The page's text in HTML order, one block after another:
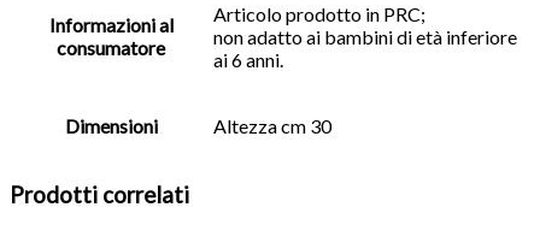
Informazioni al
consumatore
Articolo prodotto in PRC;
non adatto ai bambini di età inferiore
ai 6 anni.
Dimensioni Altezza cm 30
Prodotti correlati